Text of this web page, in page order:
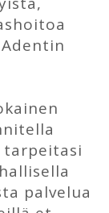
palvelua